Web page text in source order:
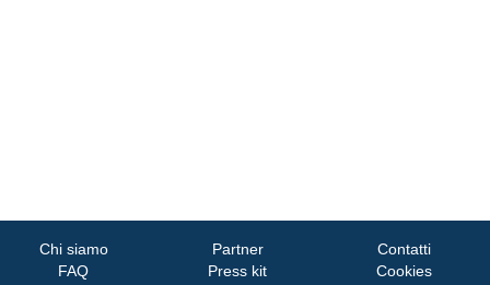
Chi siamo
FAQ
Partner
Press kit
Contatti
Cookies